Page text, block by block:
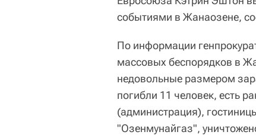
событиями в Жанаозене,
По информации
массовых беспорядков в
недовольные размером
погибли 11 человек, есть
(администрация),
"Озенмунайгаз",